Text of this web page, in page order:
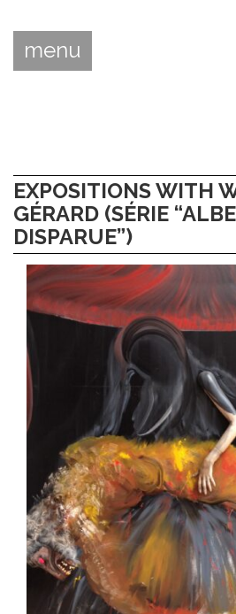
menu
EXPOSITIONS WITH
GÉRARD (SÉRIE
DISPARUE”)